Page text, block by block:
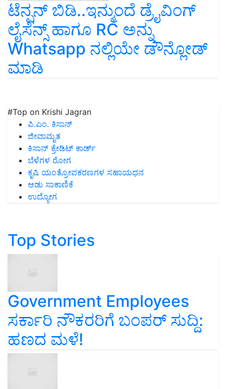
ಟೆನ್ಷನ್ ಬಿಡಿ..ಇನ್ಮುಂದೆ ಡ್ರೈವಿಂಗ್
ಲೈಸೆನ್ಸ್ ಹಾಗೂ RC ಅನ್ನು
Whatsapp ನಲ್ಲಿಯೇ ಡೌನ್ಲೋಡ್
ಮಾಡಿ
#Top on Krishi Jagran
ಪಿ.ಎಂ. ಕಿಸಾನ್
ಜೀವಾಮೃತ
ಕಿಸಾನ್ ಕ್ರೇಡಿಟ್ ಕಾರ್ಡ್
ಬೆಳೆಗಳ ರೋಗ
ಕೃಷಿ ಯಂತ್ರೋಪಕರಣಗಳ ಸಹಾಯಧನ
ಆಡು ಸಾಕಾಣಿಕೆ
ಉದ್ಯೋಗ
Top Stories
Government Employees
ಸರ್ಕಾರಿ ನೌಕರರಿಗೆ ಬಂಪರ್‌ ಸುದ್ದಿ:
ಹಣದ ಮಳೆ!